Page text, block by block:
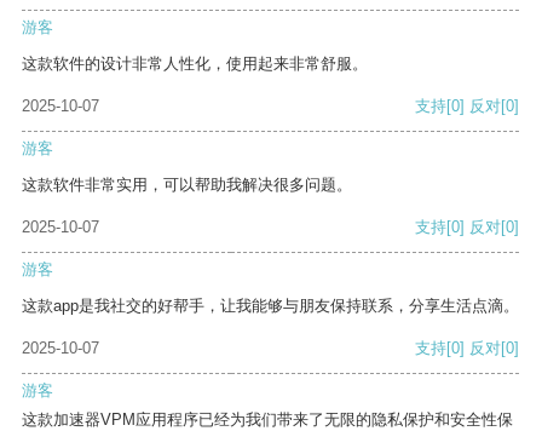
游客
这款软件的设计非常人性化，使用起来非常舒服。
2025-10-07 支持[0] 反对[0]
游客
这款软件非常实用，可以帮助我解决很多问题。
2025-10-07 支持[0] 反对[0]
游客
这款app是我社交的好帮手，让我能够与朋友保持联系，分享生活点滴。
2025-10-07 支持[0] 反对[0]
游客
这款加速器VPM应用程序已经为我们带来了无限的隐私保护和安全性保